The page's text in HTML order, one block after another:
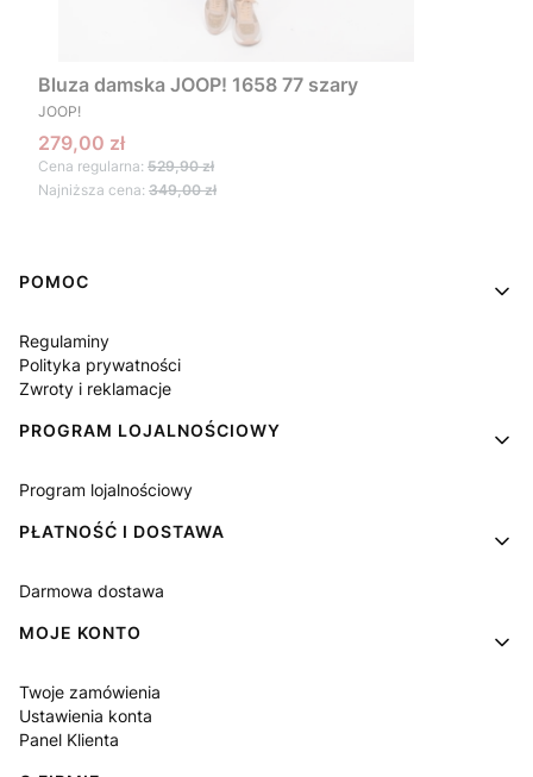
Bluza damska JOOP! 1658 77 szary
PRODUCENT
JOOP!
Cena promocyjna
279,00 zł
Cena regularna: 529,90 zł
Najniższa cena: 349,00 zł
Linki w stopce
POMOC
Regulaminy
Polityka prywatności
Zwroty i reklamacje
PROGRAM LOJALNOŚCIOWY
Program lojalnościowy
PŁATNOŚĆ I DOSTAWA
Darmowa dostawa
MOJE KONTO
Twoje zamówienia
Ustawienia konta
Panel Klienta